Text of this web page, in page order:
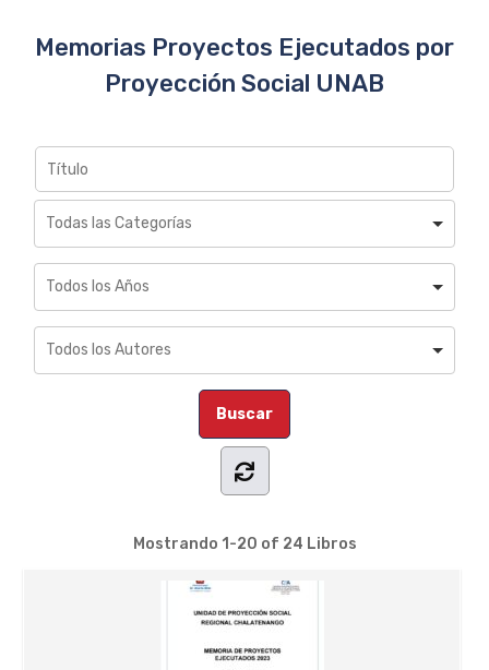
Memorias Proyectos Ejecutados por
Proyección Social UNAB
Mostrando 1-20 of 24 Libros